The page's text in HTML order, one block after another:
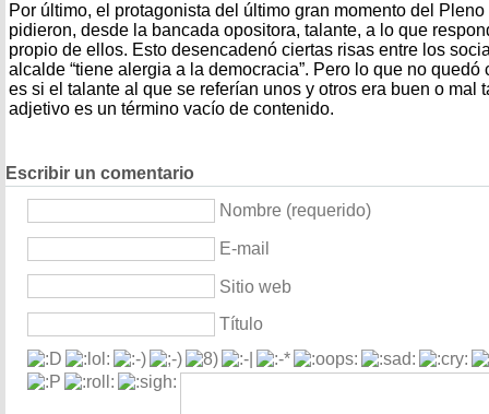
Por último, el protagonista del último gran momento del
pidieron, desde la bancada opositora, talante, a lo que
propio de ellos. Esto desencadenó ciertas risas entre los
alcalde “tiene alergia a la democracia”. Pero lo que no
es si el talante al que se referían unos y otros era buen o mal
adjetivo es un término vacío de contenido.
Escribir un comentario
Nombre (requerido)
E-mail
Sitio web
Título